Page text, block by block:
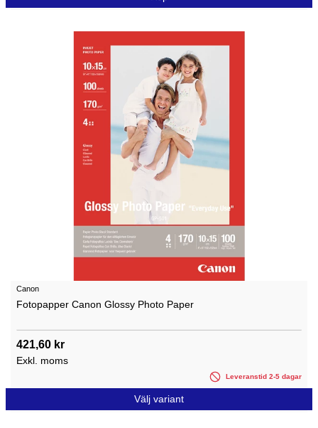
Canon
Fotopapper Canon Glossy Photo Paper
421,60 kr
Exkl. moms
Leveranstid 2-5 dagar
Välj variant